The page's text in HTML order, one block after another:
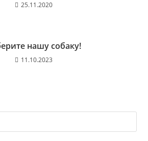
25.11.2020
нашу собаку!
11.10.2023